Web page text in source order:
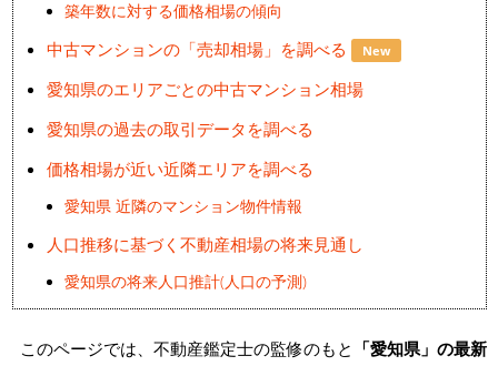
築年数に対する価格相場の傾向
中古マンションの「売却相場」を調べる New
愛知県のエリアごとの中古マンション相場
愛知県の過去の取引データを調べる
価格相場が近い近隣エリアを調べる
愛知県 近隣のマンション物件情報
人口推移に基づく不動産相場の将来見通し
愛知県の将来人口推計(人口の予測)
このページでは、不動産鑑定士の監修のもと 「愛知県」の最新